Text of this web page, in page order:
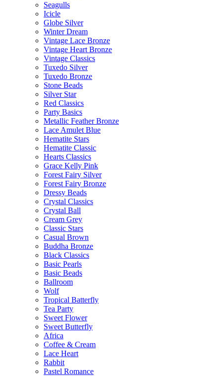
Seagulls
Icicle
Globe Silver
Winter Dream
Vintage Lace Bronze
Vintage Heart Bronze
Vintage Classics
Tuxedo Silver
Tuxedo Bronze
Stone Beads
Silver Star
Red Classics
Party Basics
Metallic Feather Bronze
Lace Amulet Blue
Hematite Stars
Hematite Classic
Hearts Classics
Grace Kelly Pink
Forest Fairy Silver
Forest Fairy Bronze
Dressy Beads
Crystal Classics
Crystal Ball
Cream Grey
Classic Stars
Casual Brown
Buddha Bronze
Black Classics
Basic Pearls
Basic Beads
Ballroom
Wolf
Tropical Batterfly
Tea Party
Sweet Flower
Sweet Butterfly
Africa
Coffee & Cream
Lace Heart
Rabbit
Pastel Romance